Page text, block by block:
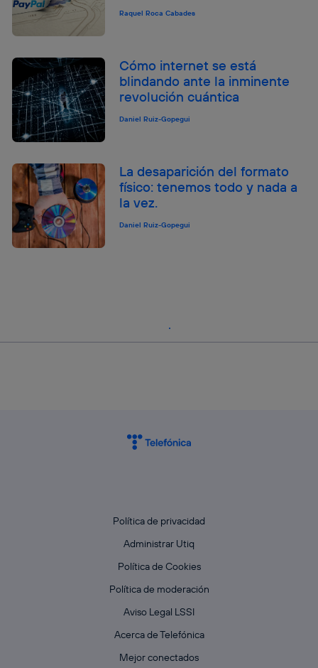
Raquel Roca Cabades
Cómo internet se está
blindando ante la inminente
revolución cuántica
Daniel Ruiz-Gopegui
La desaparición del formato
físico: tenemos todo y nada a
la vez.
Daniel Ruiz-Gopegui
Política de privacidad
Administrar Utiq
Política de Cookies
Política de moderación
Aviso Legal LSSI
Acerca de Telefónica
Mejor conectados